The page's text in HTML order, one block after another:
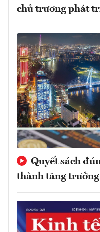
chủ trương phát
Quyết sách
thành tăng